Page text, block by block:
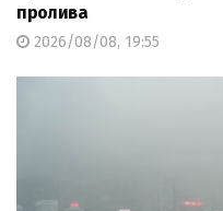
пролива
2026/08/08, 19:55